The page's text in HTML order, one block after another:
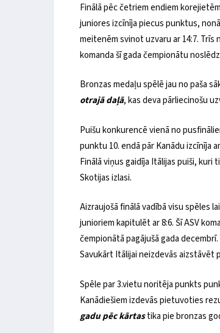
Finālā pēc četriem endiem
juniores izcīnīja piecus punktus,
meitenēm svinot uzvaru ar 14:7.
komanda šī gada čempionātu
Bronzas medaļu spēlē jau no paša
otrajā daļā, kas deva pārliecinošu
Puišu konkurencē vienā no
punktu 10. endā pār Kanādu izcīnīja
Finālā viņus gaidīja Itālijas puiši,
Skotijas izlasi.
Aizraujošā finālā vadībā visu spēles
junioriem kapitulēt ar 8:6. Šī ASV
čempionātā pagājušā gada decembrī.
Savukārt Itālijai neizdevās aizstāvēt
Spēle par 3.vietu noritēja punkts
Kanādiešiem izdevās pietuvoties
gadu pēc kārtastika pie bronzas